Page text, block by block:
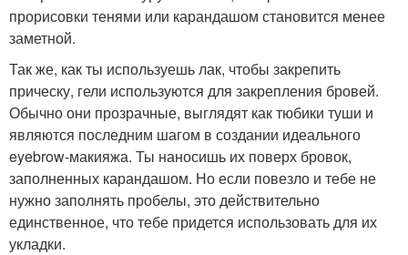
прорисовки тенями или карандашом становится менее
заметной.
Так же, как ты используешь лак, чтобы закрепить
прическу, гели используются для закрепления бровей.
Обычно они прозрачные, выглядят как тюбики туши и
являются последним шагом в создании идеального
eyebrow-макияжа. Ты наносишь их поверх бровок,
заполненных карандашом. Но если повезло и тебе не
нужно заполнять пробелы, это действительно
единственное, что тебе придется использовать для их
укладки.